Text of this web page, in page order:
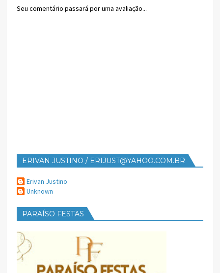
Seu comentário passará por uma avaliação...
ERIVAN JUSTINO / ERIJUST@YAHOO.COM.BR
Erivan Justino
Unknown
PARAÍSO FESTAS